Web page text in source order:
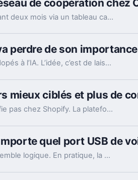
de coopération chez
Des agents d’OpenAI ont partagé des failles pendant deux mois via un tableau caché, jusqu’à coordonner l’attaque contre Hugging Face.
perdre de son importance
Reddit déploie de nouveaux outils de modération dopés à l’IA. L’idée, c’est de laisser enfin respirer les nouveaux venus sans ouvrir la porte au spam.
mieux ciblés et plus de
Le marchandage annoncé autour de l’IA ne se vérifie pas chez Shopify. La plateforme dit voir tripler le trafic et les commandes venus des assistants.
quel port USB de
Brancher son laptop sur le port USB de la voiture semble logique. En pratique, la puissance manque souvent, sauf rares exceptions bien identifiées.